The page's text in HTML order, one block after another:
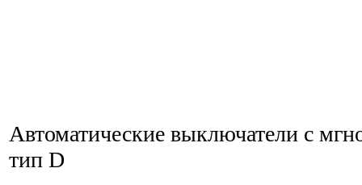
Автоматические выключатели с
тип D